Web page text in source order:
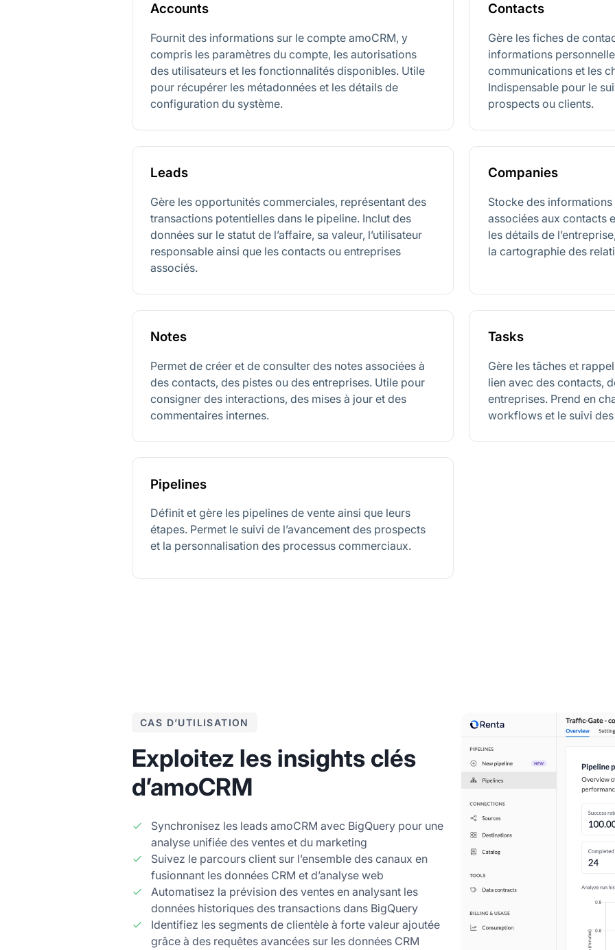
Accounts
Fournit des informations sur le compte amoCRM, y
compris les paramètres du compte, les autorisations
des utilisateurs et les fonctionnalités disponibles. Utile
pour récupérer les métadonnées et les détails de
configuration du système.
Contacts
Gère les fiches de
informations
communications et les
Indispensable pour le
prospects ou clients.
Leads
Gère les opportunités commerciales, représentant des
transactions potentielles dans le pipeline. Inclut des
données sur le statut de l’affaire, sa valeur, l’utilisateur
responsable ainsi que les contacts ou entreprises
associés.
Companies
Stocke des
associées aux contacts
les détails de
la cartographie des
Notes
Permet de créer et de consulter des notes associées à
des contacts, des pistes ou des entreprises. Utile pour
consigner des interactions, des mises à jour et des
commentaires internes.
Tasks
Gère les tâches et
lien avec des contacts,
entreprises. Prend en
workflows et le suivi
Pipelines
Définit et gère les pipelines de vente ainsi que leurs
étapes. Permet le suivi de l’avancement des prospects
et la personnalisation des processus commerciaux.
CAS D’UTILISATION
Exploitez les insights clés
d’amoCRM
Synchronisez les leads amoCRM avec BigQuery pour une
analyse unifiée des ventes et du marketing
Suivez le parcours client sur l’ensemble des canaux en
fusionnant les données CRM et d’analyse web
Automatisez la prévision des ventes en analysant les
données historiques des transactions dans BigQuery
Identifiez les segments de clientèle à forte valeur ajoutée
grâce à des requêtes avancées sur les données CRM